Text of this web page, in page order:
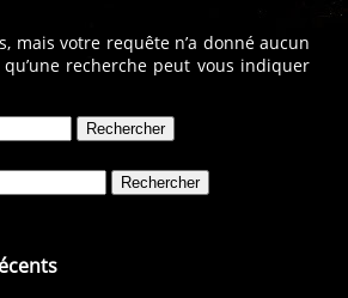
mais votre requête n’a donné aucun
recherche peut vous indiquer